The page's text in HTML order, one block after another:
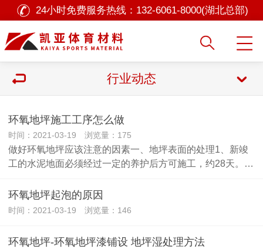
24小时免费服务热线： 132-6061-8000(湖北总部)
行业动态
环氧地坪施工工序怎么做
时间：2021-03-19 浏览量：175
做好环氧地坪应该注意的因素一、地坪表面的处理1、新竣
工的水泥地面必须经过一定的养护后方可施工，约28天。…
环氧地坪起泡的原因
时间：2021-03-19 浏览量：146
环氧地坪-环氧地坪漆铺设 地坪湿处理方法